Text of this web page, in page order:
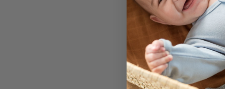
Essens-Set
Diverse Motive |